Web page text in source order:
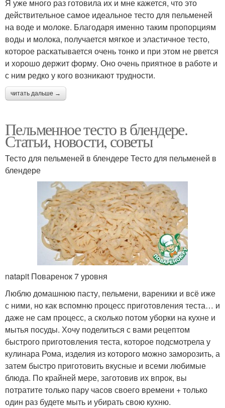
Я уже много раз готовила их и мне кажется, что это
действительное самое идеальное тесто для пельменей
на воде и молоке. Благодаря именно таким пропорциям
воды и молока, получается мягкое и эластичное тесто,
которое раскатывается очень тонко и при этом не рвется
и хорошо держит форму. Оно очень приятное в работе и
с ним редко у кого возникают трудности.
читать дальше →
Пельменное тесто в блендере.
Статьи, новости, советы
Тесто для пельменей в блендере Тесто для пельменей в
блендере
natapit Поваренок 7 уровня
Люблю домашнюю пасту, пельмени, вареники и всё иже
с ними, но как вспомню процесс приготовления теста… и
даже не сам процесс, а сколько потом уборки на кухне и
мытья посуды. Хочу поделиться с вами рецептом
быстрого приготовления теста, которое подсмотрела у
кулинара Рома, изделия из которого можно заморозить, а
затем быстро приготовить вкусные и всеми любимые
блюда. По крайней мере, заготовив их впрок, вы
потратите только пару часов своего времени + только
один раз будете мыть и убирать свою кухню.